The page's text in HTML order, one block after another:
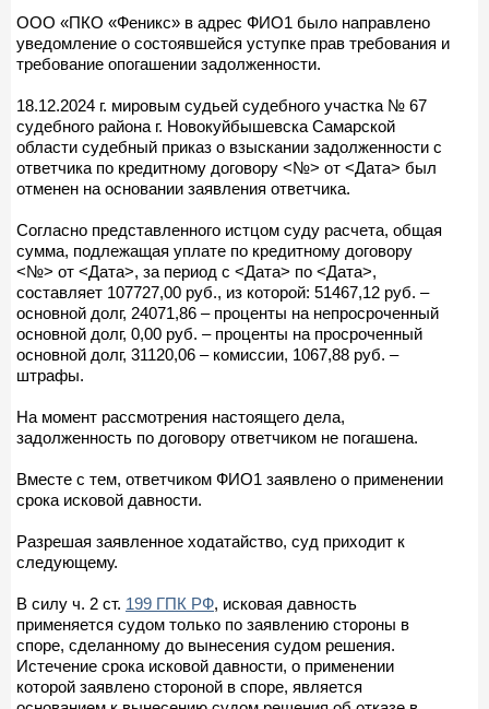
ООО «ПКО «Феникс» в адрес ФИО1 было направлено
уведомление о состоявшейся уступке прав требования и
требование опогашении задолженности.
18.12.2024 г. мировым судьей судебного участка № 67
судебного района г. Новокуйбышевска Самарской
области судебный приказ о взыскании задолженности с
ответчика по кредитному договору <№> от <Дата> был
отменен на основании заявления ответчика.
Согласно представленного истцом суду расчета, общая
сумма, подлежащая уплате по кредитному договору
<№> от <Дата>, за период с <Дата> по <Дата>,
составляет 107727,00 руб., из которой: 51467,12 руб. –
основной долг, 24071,86 – проценты на непросроченный
основной долг, 0,00 руб. – проценты на просроченный
основной долг, 31120,06 – комиссии, 1067,88 руб. –
штрафы.
На момент рассмотрения настоящего дела,
задолженность по договору ответчиком не погашена.
Вместе с тем, ответчиком ФИО1 заявлено о применении
срока исковой давности.
Разрешая заявленное ходатайство, суд приходит к
следующему.
В силу ч. 2 ст. 199 ГПК РФ, исковая давность
применяется судом только по заявлению стороны в
споре, сделанному до вынесения судом решения.
Истечение срока исковой давности, о применении
которой заявлено стороной в споре, является